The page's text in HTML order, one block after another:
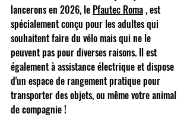
lancerons en 2026, le Pfautec Roma, est
spécialement conçu pour les adultes qui
souhaitent faire du vélo mais qui ne le
peuvent pas pour diverses raisons. Il est
également à assistance électrique et dispose
d'un espace de rangement pratique pour
transporter des objets, ou même votre animal
de compagnie !